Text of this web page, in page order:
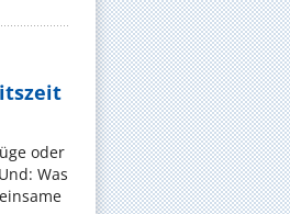
oder
Was